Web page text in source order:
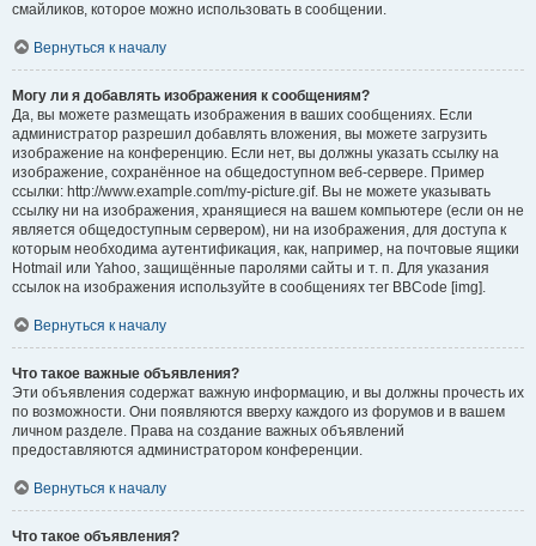
смайликов, которое можно использовать в сообщении.
Вернуться к началу
Могу ли я добавлять изображения к сообщениям?
Да, вы можете размещать изображения в ваших сообщениях. Если
администратор разрешил добавлять вложения, вы можете загрузить
изображение на конференцию. Если нет, вы должны указать ссылку на
изображение, сохранённое на общедоступном веб-сервере. Пример
ссылки: http://www.example.com/my-picture.gif. Вы не можете указывать
ссылку ни на изображения, хранящиеся на вашем компьютере (если он не
является общедоступным сервером), ни на изображения, для доступа к
которым необходима аутентификация, как, например, на почтовые ящики
Hotmail или Yahoo, защищённые паролями сайты и т. п. Для указания
ссылок на изображения используйте в сообщениях тег BBCode [img].
Вернуться к началу
Что такое важные объявления?
Эти объявления содержат важную информацию, и вы должны прочесть их
по возможности. Они появляются вверху каждого из форумов и в вашем
личном разделе. Права на создание важных объявлений
предоставляются администратором конференции.
Вернуться к началу
Что такое объявления?